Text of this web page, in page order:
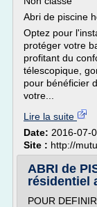
Abri de piscine
Optez pour
protéger votre
profitant du
télescopique,
pour bénéficier
votre...
Lire la suite
Date: 2016-07-
Site : http://
ABRI de
résidentiel
POUR